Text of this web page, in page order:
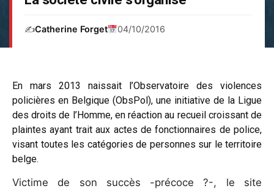
✍️Catherine Forget 04/10/2016
En mars 2013 naissait l’Observatoire des violences
policières en Belgique (ObsPol), une initiative de la Ligue
des droits de l’Homme, en réaction au recueil croissant de
plaintes ayant trait aux actes de fonctionnaires de police,
visant toutes les catégories de personnes sur le territoire
belge.
Victime de son succès -précoce ?-, le site